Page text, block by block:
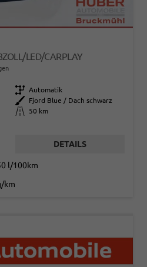
LED/CARPLAY
Getriebe Automatik
Außenfarbe
Fjord Blue / Dach schwarz
Kilometerstand
50 km
DETAILS
l/100km
km